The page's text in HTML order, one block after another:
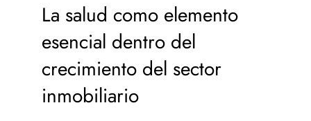
La salud como elemento
esencial dentro del
crecimiento del sector
inmobiliario